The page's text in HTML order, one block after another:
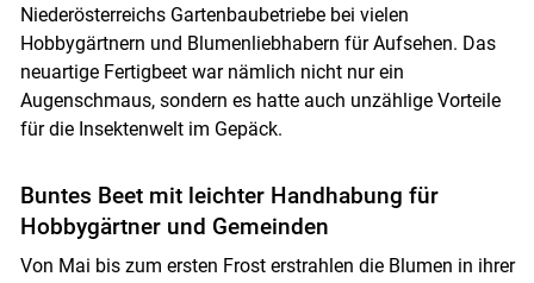
Skip to main content
Niederösterreichs Gartenbaubetriebe bei vielen
Hobbygärtnern und Blumenliebhabern für Aufsehen. Das
neuartige Fertigbeet war nämlich nicht nur ein
Augenschmaus, sondern es hatte auch unzählige Vorteile
für die Insektenwelt im Gepäck.
Buntes Beet mit leichter Handhabung für
Hobbygärtner und Gemeinden
Von Mai bis zum ersten Frost erstrahlen die Blumen in ihrer